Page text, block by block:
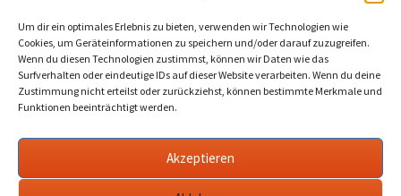
Um dir ein optimales Erlebnis zu bieten, verwenden wir Technologien wie
Cookies, um Geräteinformationen zu speichern und/oder darauf zuzugreifen.
Wenn du diesen Technologien zustimmst, können wir Daten wie das
Surfverhalten oder eindeutige IDs auf dieser Website verarbeiten. Wenn du deine
Zustimmung nicht erteilst oder zurückziehst, können bestimmte Merkmale und
Funktionen beeinträchtigt werden.
Akzeptieren
Januar 2016
Juli 2015